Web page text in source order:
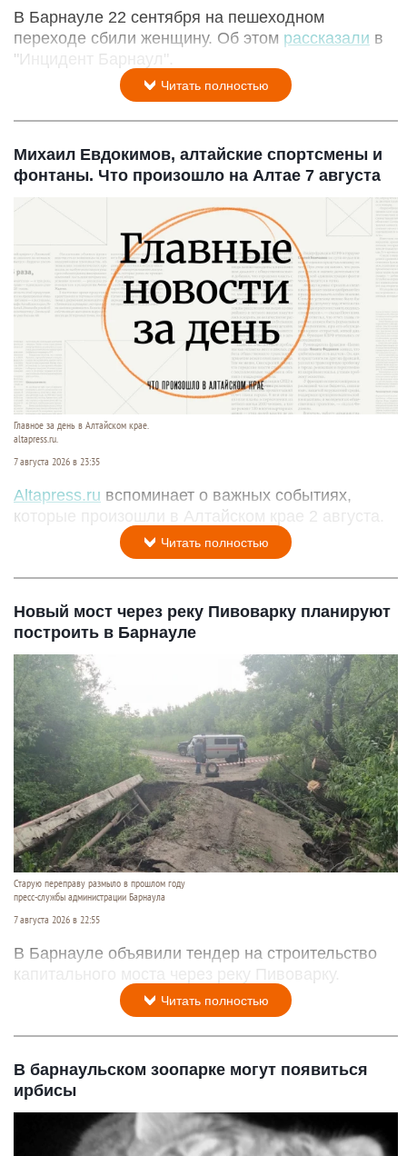
В Барнауле 22 сентября на пешеходном
переходе сбили женщину. Об этом рассказали в
"Инцидент Барнаул".
Читать полностью
Михаил Евдокимов, алтайские спортсмены и
фонтаны. Что произошло на Алтае 7 августа
Главное за день в Алтайском крае.
altapress.ru.
7 августа 2026 в 23:35
Altapress.ru вспоминает о важных событиях,
которые произошли в Алтайском крае 2 августа.
Читать полностью
Новый мост через реку Пивоварку планируют
построить в Барнауле
Старую переправу размыло в прошлом году
пресс-службы администрации Барнаула
7 августа 2026 в 22:55
В Барнауле объявили тендер на строительство
капитального моста через реку Пивоварку.
Читать полностью
В барнаульском зоопарке могут появиться
ирбисы